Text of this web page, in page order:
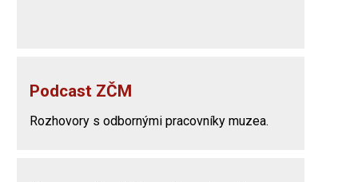
Podcast ZČM
Rozhovory s odbornými pracovníky muzea.